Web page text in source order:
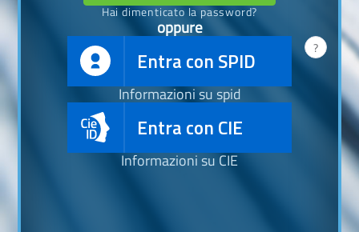
Hai dimenticato la password?
oppure
Entra con SPID ?
Informazioni su spid
Entra con CIE
Informazioni su CIE